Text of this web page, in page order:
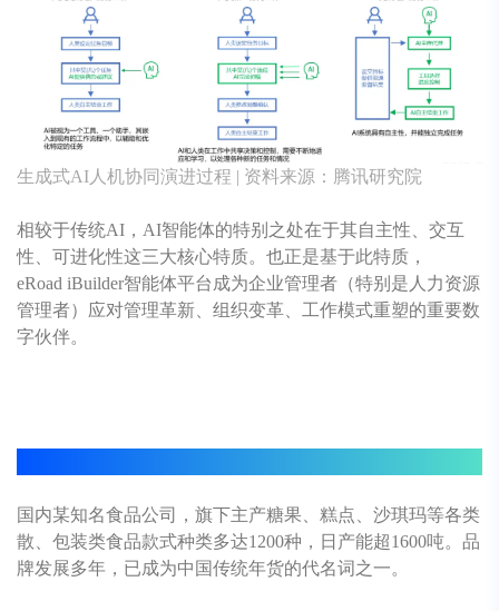
生成式AI人机协同演进过程 | 资料来源：腾讯研究院
相较于传统AI，AI智能体的特别之处在于其自主性、交互
性、可进化性这三大核心特质。也正是基于此特质，
eRoad iBuilder智能体平台成为企业管理者（特别是人力资源
管理者）应对管理革新、组织变革、工作模式重塑的重要数
字伙伴。
国内某知名食品公司，旗下主产糖果、糕点、沙琪玛等各类
散、包装类食品款式种类多达1200种，日产能超1600吨。品
牌发展多年，已成为中国传统年货的代名词之一。